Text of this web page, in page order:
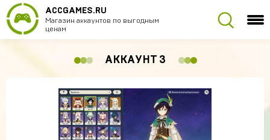
ACCGAMES.RU
Магазин аккаунтов по выгодным
ценам
АККАУНТ 3